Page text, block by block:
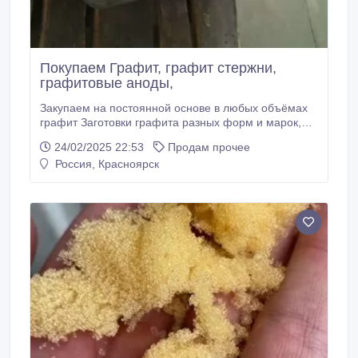
Покупаем Графит, графит стержни,
графитовые аноды,
Закупаем на постоянной основе в любых объёмах
графит Заготовки графита разных форм и марок,
графитовый, электроды графитовые, графитовые
блоки, графитовые плиты, графитовые пластины,
24/02/2025 22:53
Продам прочее
Россия, Красноярск